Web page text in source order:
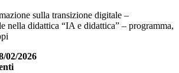
sulla transizione digitale –
nella didattica “IA e didattica” – programma,
02/2026